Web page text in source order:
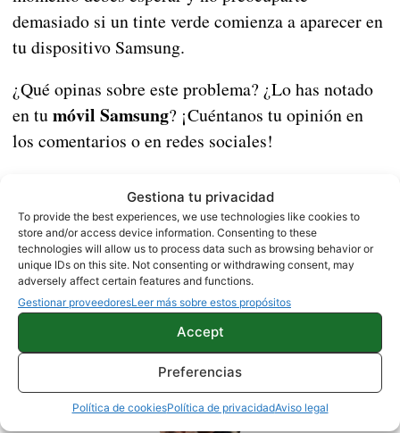
Gestiona tu privacidad
To provide the best experiences, we use technologies like cookies to
store and/or access device information. Consenting to these
technologies will allow us to process data such as browsing behavior or
unique IDs on this site. Not consenting or withdrawing consent, may
adversely affect certain features and functions.
Gestionar proveedoresLeer más sobre estos propósitos
Accept
Preferencias
Política de cookiesPolítica de privacidadAviso legal
demasiado si un tinte verde comienza a aparecer en
tu dispositivo Samsung.
¿Qué opinas sobre este problema? ¿Lo has notado
en tumóvil Samsung? ¡Cuéntanos tu opinión en
los comentarios o en redes sociales!
NOTICIAS SAMSUNG
Sobre este autor